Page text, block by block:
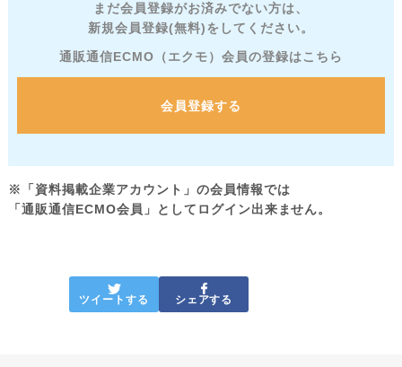
まだ会員登録がお済みでない方は、
新規会員登録(無料)をしてください。
通販通信ECMO（エクモ）会員の登録はこちら
会員登録する
※「資料掲載企業アカウント」の会員情報では
「通販通信ECMO会員」としてログイン出来ません。
ツイートする シェアする